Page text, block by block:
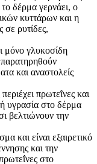
δέρμα γερνάει, ο
κυττάρων και η
σε ρυτίδες,
μόνο γλυκοσίδη
και αναστολείς
πρωτεΐνες και
υγρασία στο δέρμα
βελτιώνουν την
και είναι εξαιρετικό
και την
στο